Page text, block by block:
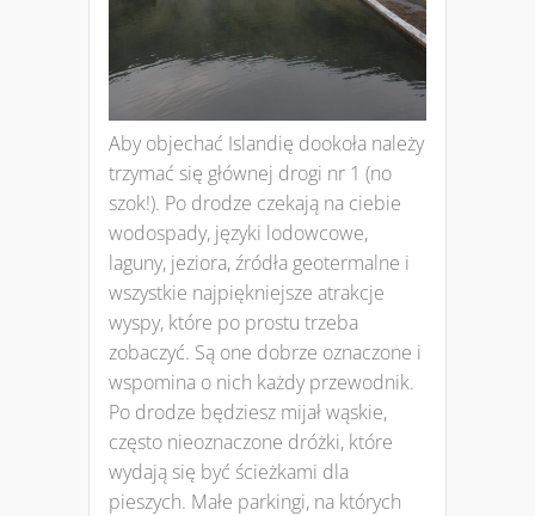
Aby objechać Islandię dookoła należy
trzymać się głównej drogi nr 1 (no
szok!). Po drodze czekają na ciebie
wodospady, języki lodowcowe,
laguny, jeziora, źródła geotermalne i
wszystkie najpiękniejsze atrakcje
wyspy, które po prostu trzeba
zobaczyć. Są one dobrze oznaczone i
wspomina o nich każdy przewodnik.
Po drodze będziesz mijał wąskie,
często nieoznaczone dróżki, które
wydają się być ścieżkami dla
pieszych. Małe parkingi, na których